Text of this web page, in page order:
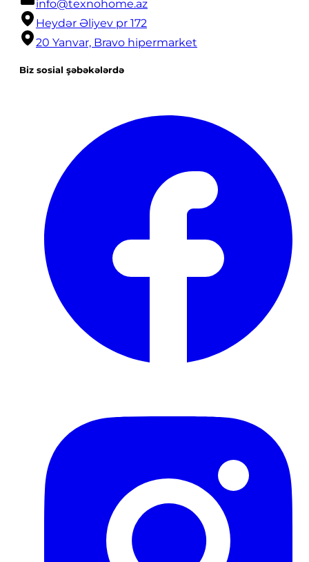
info@texnohome.az
Heydər Əliyev pr 172
20 Yanvar, Bravo hipermarket
Biz sosial şəbəkələrdə